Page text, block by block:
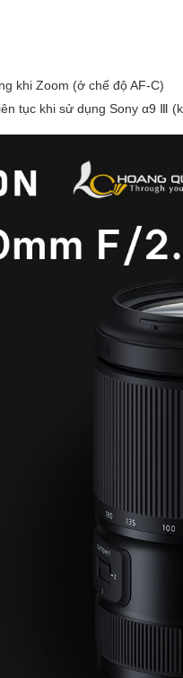
khi Zoom (ở chế độ AF-C)
tục khi sử dụng Sony α9 Ⅲ